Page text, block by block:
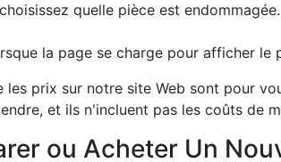
quelle pièce est endommagée.
la page se charge pour afficher le
prix sur notre site Web sont pour
et ils n'incluent pas les coûts de
ou Acheter Un